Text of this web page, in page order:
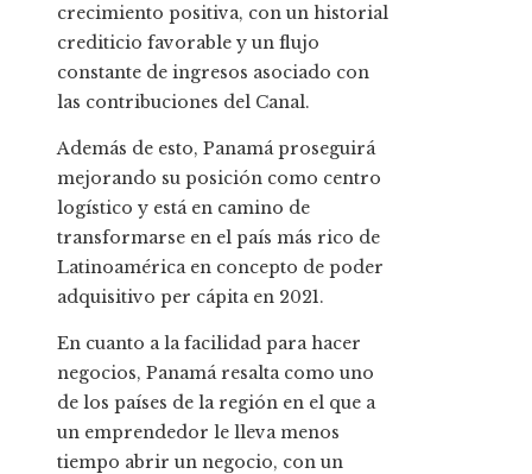
crecimiento positiva, con un historial
crediticio favorable y un flujo
constante de ingresos asociado con
las contribuciones del Canal.
Además de esto, Panamá proseguirá
mejorando su posición como centro
logístico y está en camino de
transformarse en el país más rico de
Latinoamérica en concepto de poder
adquisitivo per cápita en 2021.
En cuanto a la facilidad para hacer
negocios, Panamá resalta como uno
de los países de la región en el que a
un emprendedor le lleva menos
tiempo abrir un negocio, con un